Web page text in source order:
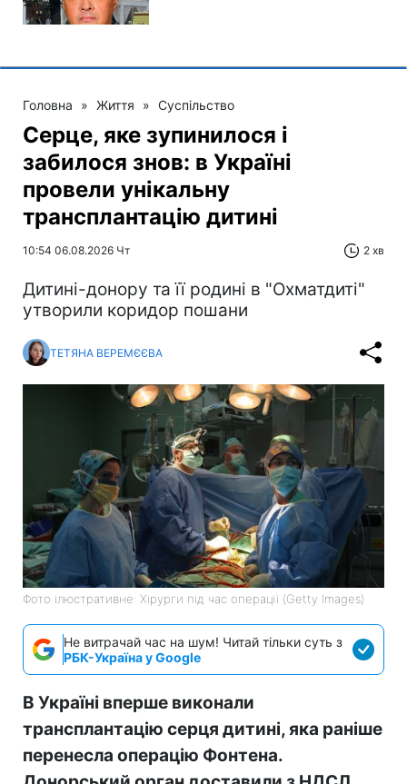
Головна » Життя » Суспільство
Серце, яке зупинилося і
забилося знов: в Україні
провели унікальну
трансплантацію дитині
10:54 06.08.2026 Чт 2 хв
Дитині-донору та її родині в "Охматдиті"
утворили коридор пошани
ТЕТЯНА ВЕРЕМЄЄВА
Фото ілюстративне: Хірурги під час операції (Getty Images)
Не витрачай час на шум! Читай тільки суть з
РБК-Україна у Google
В Україні вперше виконали
трансплантацію серця дитині, яка раніше
перенесла операцію Фонтена.